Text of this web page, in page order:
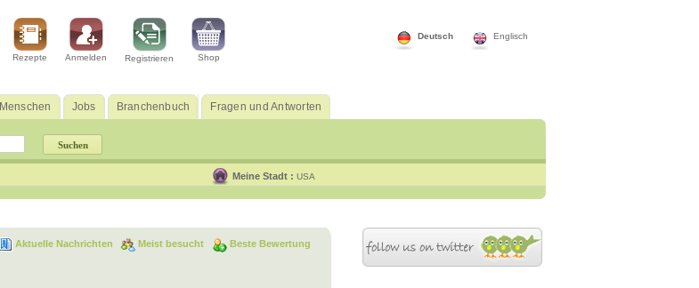
Englisch
Deutsch
Rezepte Anmelden Registrieren Shop
Menschen Jobs Branchenbuch Fragen und Antworten
Meine Stadt : USA
Aktuelle Nachrichten Meist besucht Beste Bewertung